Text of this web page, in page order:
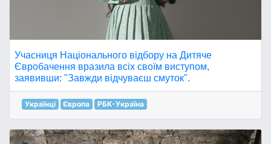
Учасниця Національного відбору на Дитяче
Євробачення вразила всіх своїм виступом,
заявивши: "Завжди відчуваєш смуток".
Українці Європа РБК-Україна